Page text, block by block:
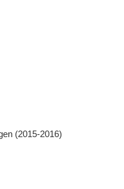
(2015-2016)